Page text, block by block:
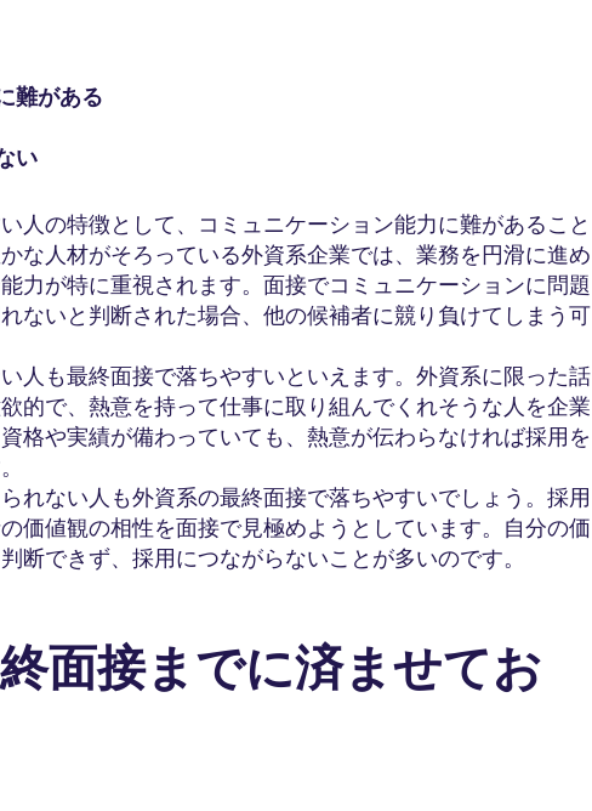
難がある
い
人の特徴として、コミュニケーション能力に難があること
な人材がそろっている外資系企業では、業務を円滑に進め
力が特に重視されます。面接でコミュニケーションに問題
ないと判断された場合、他の候補者に競り負けてしまう可
人も最終面接で落ちやすいといえます。外資系に限った話
的で、熱意を持って仕事に取り組んでくれそうな人を企業
格や実績が備わっていても、熱意が伝わらなければ採用を
れない人も外資系の最終面接で落ちやすいでしょう。採用
価値観の相性を面接で見極めようとしています。自分の価
断できず、採用につながらないことが多いのです。
面接までに済ませてお